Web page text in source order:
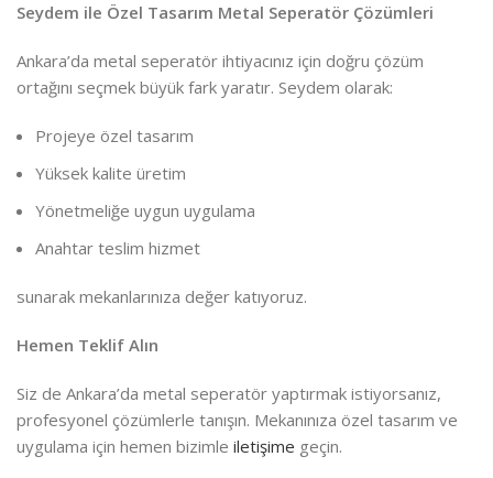
Seydem ile Özel Tasarım Metal Seperatör Çözümleri
Ankara’da metal seperatör ihtiyacınız için doğru çözüm
ortağını seçmek büyük fark yaratır. Seydem olarak:
Projeye özel tasarım
Yüksek kalite üretim
Yönetmeliğe uygun uygulama
Anahtar teslim hizmet
sunarak mekanlarınıza değer katıyoruz.
Hemen Teklif Alın
Siz de Ankara’da metal seperatör yaptırmak istiyorsanız,
profesyonel çözümlerle tanışın. Mekanınıza özel tasarım ve
uygulama için hemen bizimle iletişime geçin.